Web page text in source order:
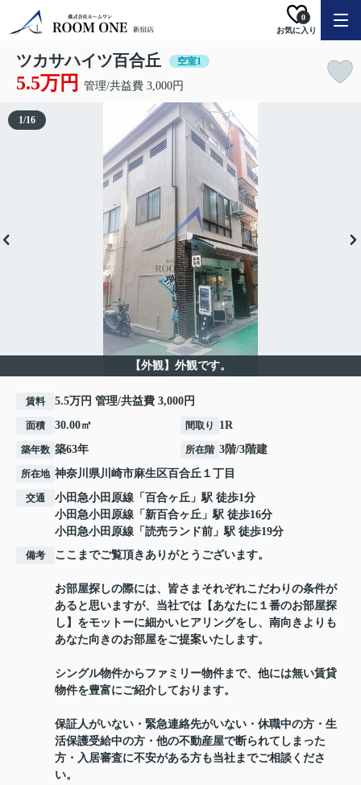
お気に入り
0
ツカサハイツ百合丘 空室1
5.5万円 管理/共益費 3,000円
【外観】外観です。
1/16
賃料 5.5万円 管理/共益費 3,000円
面積 30.00㎡ 間取り 1R
築年数 築63年 所在階 3階/3階建
所在地 神奈川県川崎市麻生区百合丘 １丁目
交通 小田急小田原線 「 百合ヶ丘 」駅 徒歩1分
小田急小田原線 「 新百合ヶ丘 」駅 徒歩16分
小田急小田原線 「 読売ランド前 」駅 徒歩19分
備考 ここまでご覧頂きありがとうございます。
お部屋探しの際には、皆さまそれぞれこだわりの条件が
あると思いますが、当社では【あなたに１番のお部屋探
し】をモットーに細かいヒアリングをし、南向きよりも
あなた向きのお部屋をご提案いたします。
シングル物件からファミリー物件まで、他には無い賃貸
物件を豊富にご紹介しております。
保証人がいない・緊急連絡先がいない・休職中の方・生
活保護受給中の方・他の不動産屋で断られてしまった
方・入居審査に不安がある方も当社までご相談くださ
い。